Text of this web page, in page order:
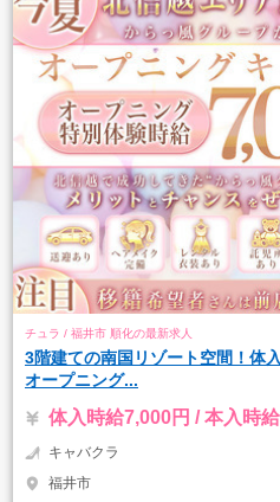
チュラ / 福井市 順化の最新求人
3階建ての南国リゾート空間！体
オープニング...
体入時給7,000円 / 本入時
キャバクラ
福井市